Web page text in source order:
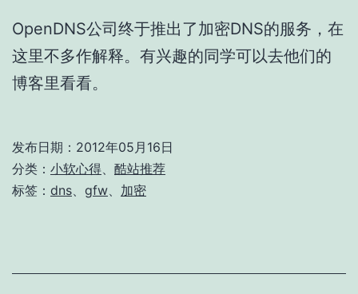
OpenDNS公司终于推出了加密DNS的服务，在
这里不多作解释。有兴趣的同学可以去他们的
博客里看看。
发布日期： 2012年05月16日
分类： 小软心得
酷站推荐
标签： dns gfw 加密